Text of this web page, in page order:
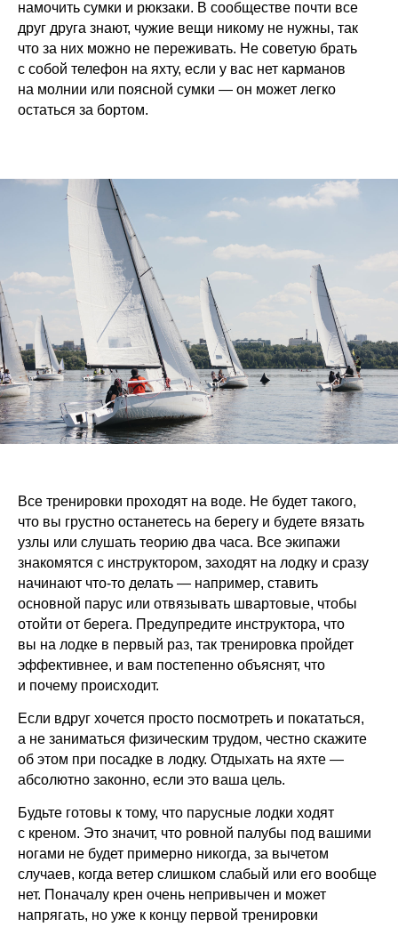
намочить сумки и рюкзаки. В сообществе почти все
друг друга знают, чужие вещи никому не нужны, так
что за них можно не переживать. Не советую брать
с собой телефон на яхту, если у вас нет карманов
на молнии или поясной сумки — он может легко
остаться за бортом.
Все тренировки проходят на воде. Не будет такого,
что вы грустно останетесь на берегу и будете вязать
узлы или слушать теорию два часа. Все экипажи
знакомятся с инструктором, заходят на лодку и сразу
начинают что-то делать — например, ставить
основной парус или отвязывать швартовые, чтобы
отойти от берега. Предупредите инструктора, что
вы на лодке в первый раз, так тренировка пройдет
эффективнее, и вам постепенно объяснят, что
и почему происходит.
Если вдруг хочется просто посмотреть и покататься,
а не заниматься физическим трудом, честно скажите
об этом при посадке в лодку. Отдыхать на яхте —
абсолютно законно, если это ваша цель.
Будьте готовы к тому, что парусные лодки ходят
с креном. Это значит, что ровной палубы под вашими
ногами не будет примерно никогда, за вычетом
случаев, когда ветер слишком слабый или его вообще
нет. Поначалу крен очень непривычен и может
напрягать, но уже к концу первой тренировки